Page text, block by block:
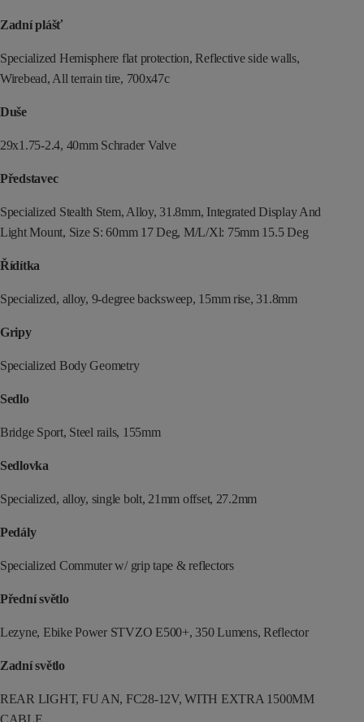
Zadní plášť
Specialized Hemisphere flat protection, Reflective side walls,
Wirebead, All terrain tire, 700x47c
Duše
29x1.75-2.4, 40mm Schrader Valve
Představec
Specialized Stealth Stem, Alloy, 31.8mm, Integrated Display And
Light Mount, Size S: 60mm 17 Deg, M/L/Xl: 75mm 15.5 Deg
Řídítka
Specialized, alloy, 9-degree backsweep, 15mm rise, 31.8mm
Gripy
Specialized Body Geometry
Sedlo
Bridge Sport, Steel rails, 155mm
Sedlovka
Specialized, alloy, single bolt, 21mm offset, 27.2mm
Pedály
Specialized Commuter w/ grip tape & reflectors
Přední světlo
Lezyne, Ebike Power STVZO E500+, 350 Lumens, Reflector
Zadní světlo
REAR LIGHT, FU AN, FC28-12V, WITH EXTRA 1500MM